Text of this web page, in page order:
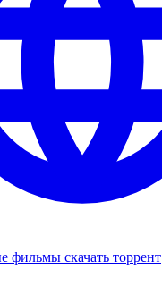
фильмы скачать торрент